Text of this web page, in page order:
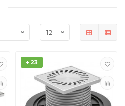
+ 23